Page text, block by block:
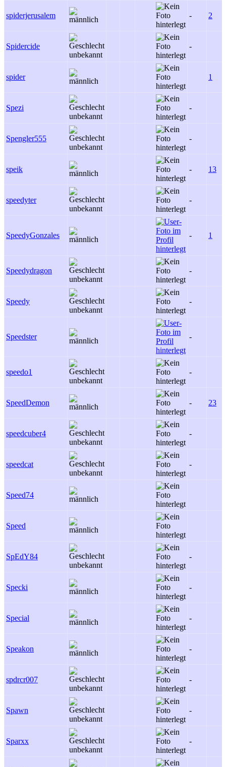
spiderjerusalem - 2
Spidercide -
spider 1
Spezi -
Spengler555 -
speik - 13
speedyter -
SpeedyGonzales - 1
Speedydragon -
Speedy -
Speedster -
speedo1 -
SpeedDemon - 23
speedcuber4 -
speedcat -
Speed74
Speed
SpEdY84 -
Specki -
Special -
Speakon -
spdrcr007 -
Spawn -
Sparxx -